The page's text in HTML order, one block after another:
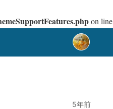
on line
5年前